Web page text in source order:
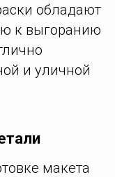
обладают
к выгоранию
и уличной
макета